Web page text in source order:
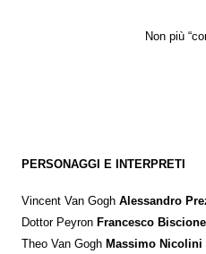
Non più
PERSONAGGI E INTERPRETI
Vincent Van Gogh Alessandro
Dottor Peyron Francesco Biscione
Theo Van Gogh Massimo Nicolini